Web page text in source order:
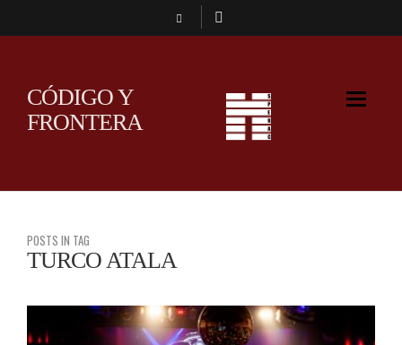
CÓDIGO Y
FRONTERA
POSTS IN TAG
TURCO ATALA